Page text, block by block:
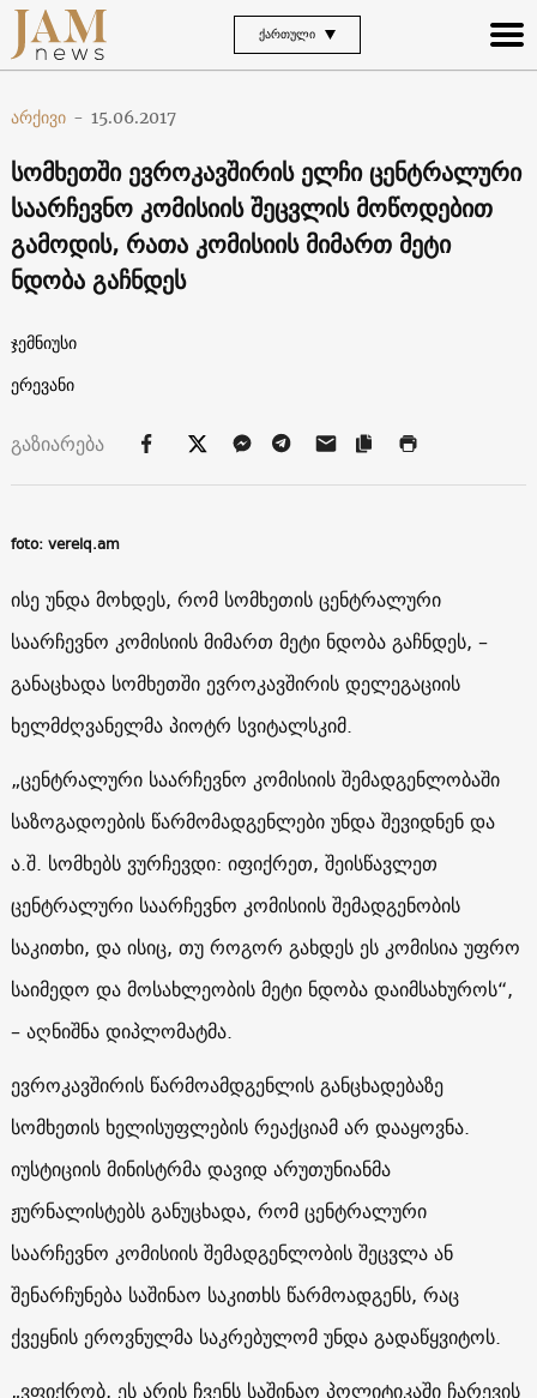
ᲥᲐᲠᲗᲣᲚᲘ
არქივი - 15.06.2017
სომხეთში ევროკავშირის ელჩი ცენტრალური
საარჩევნო კომისიის შეცვლის მოწოდებით
გამოდის, რათა კომისიის მიმართ მეტი
ნდობა გაჩნდეს
ჯემნიუსი
ერევანი
გაზიარება
foto: verelq.am
ისე უნდა მოხდეს, რომ სომხეთის ცენტრალური
საარჩევნო კომისიის მიმართ მეტი ნდობა გაჩნდეს, –
განაცხადა სომხეთში ევროკავშირის დელეგაციის
ხელმძღვანელმა პიოტრ სვიტალსკიმ.
„ცენტრალური საარჩევნო კომისიის შემადგენლობაში
საზოგადოების წარმომადგენლები უნდა შევიდნენ და
ა.შ. სომხებს ვურჩევდი: იფიქრეთ, შეისწავლეთ
ცენტრალური საარჩევნო კომისიის შემადგენობის
საკითხი, და ისიც, თუ როგორ გახდეს ეს კომისია უფრო
საიმედო და მოსახლეობის მეტი ნდობა დაიმსახუროს“,
– აღნიშნა დიპლომატმა.
ევროკავშირის წარმოამდგენლის განცხადებაზე
სომხეთის ხელისუფლების რეაქციამ არ დააყოვნა.
იუსტიციის მინისტრმა დავიდ არუთუნიანმა
ჟურნალისტებს განუცხადა, რომ ცენტრალური
საარჩევნო კომისიის შემადგენლობის შეცვლა ან
შენარჩუნება საშინაო საკითხს წარმოადგენს, რაც
ქვეყნის ეროვნულმა საკრებულომ უნდა გადაწყვიტოს.
„ვფიქრობ, ეს არის ჩვენს საშინაო პოლიტიკაში ჩარევის